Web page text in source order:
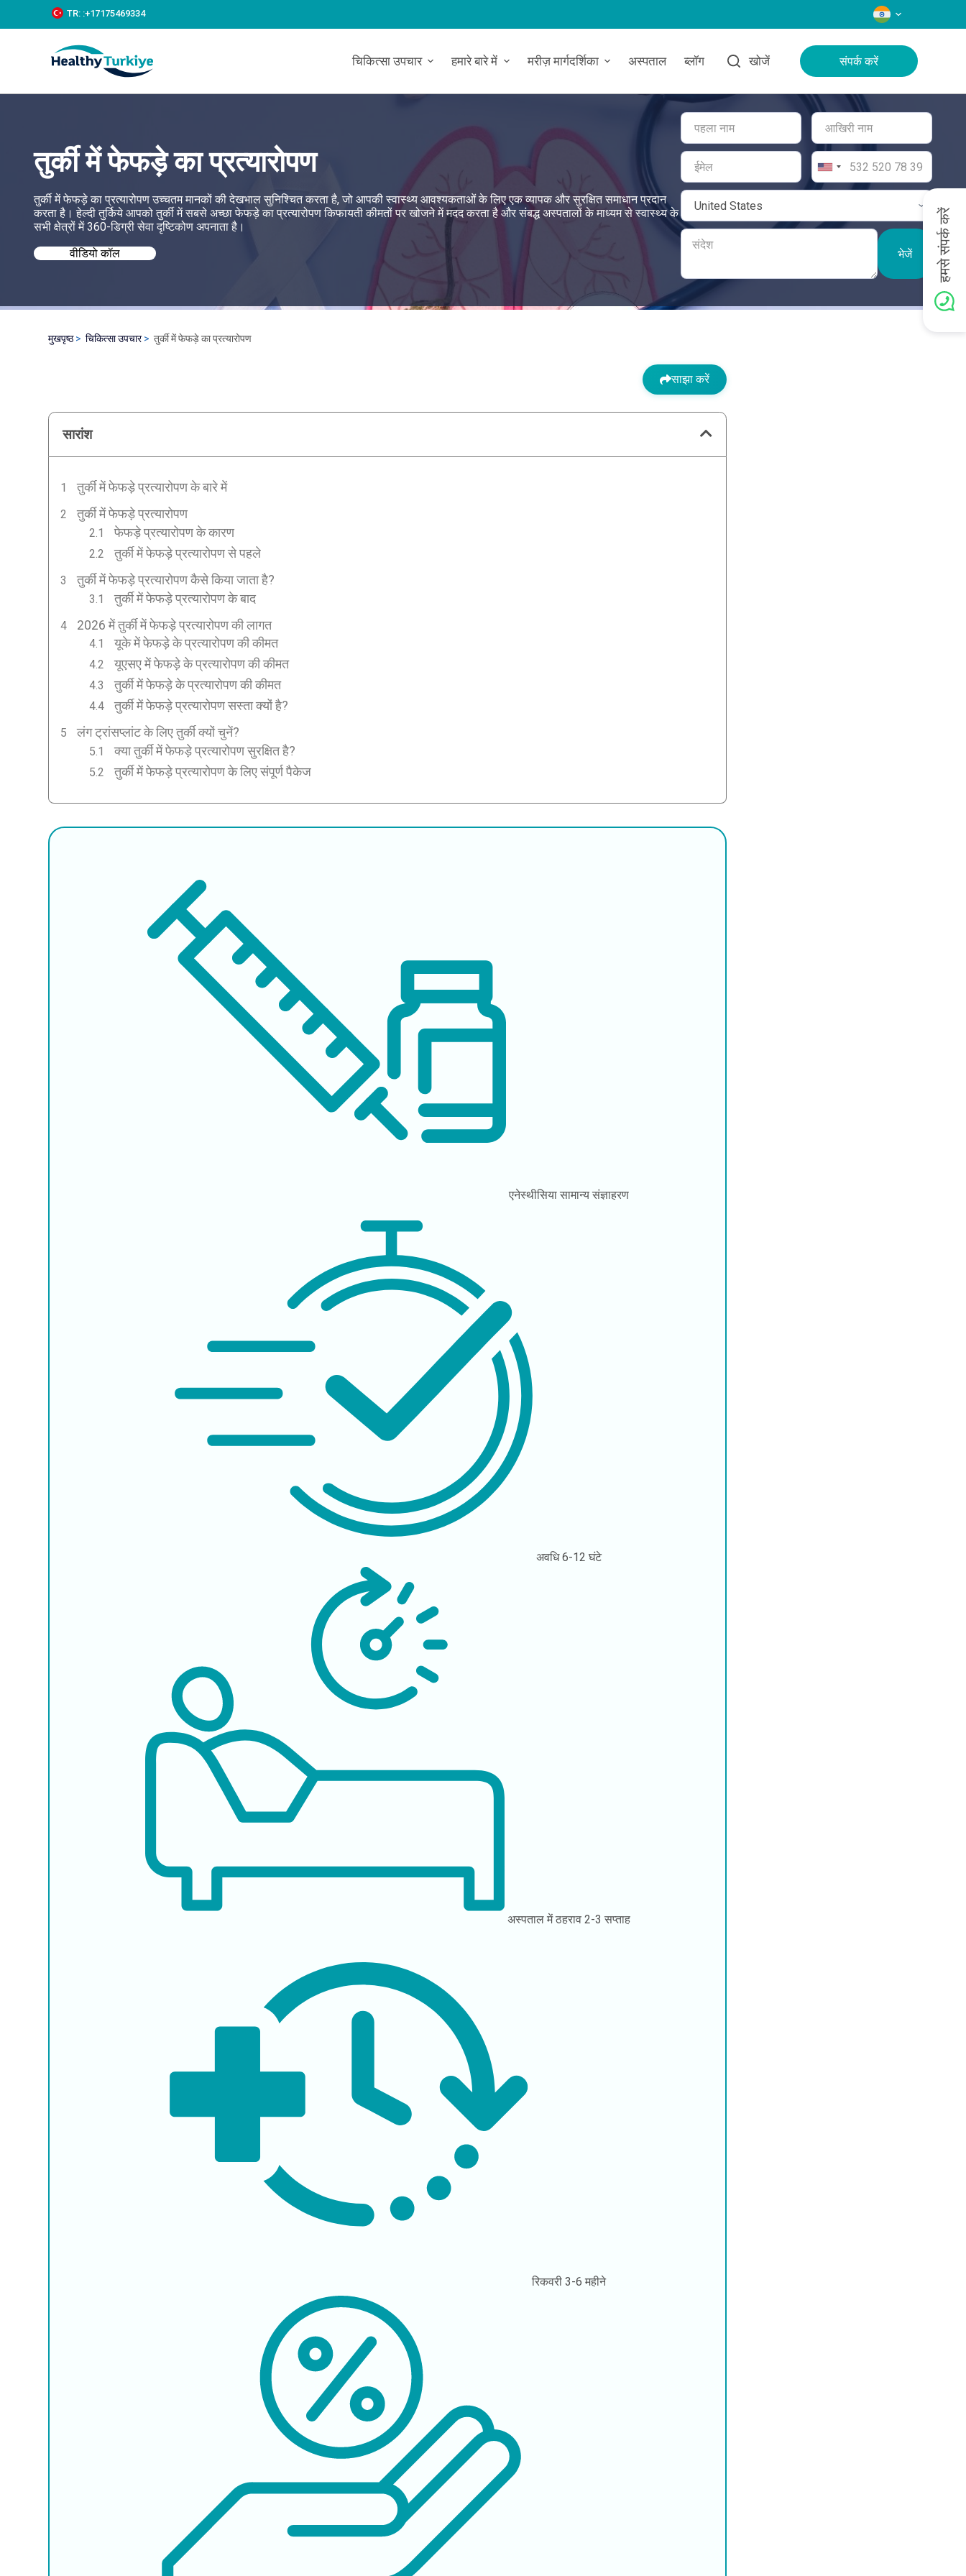
k
c
TR: :+‪17175469334‬ भाषाएँ
चिकित्सा उपचार हमारे बारे में मरीज़ मार्गदर्शिका अस्पताल ब्लॉग खोजें संपर्क करें
तुर्की में फेफड़े का प्रत्यारोपण
तुर्की में फेफड़े का प्रत्यारोपण उच्चतम मानकों की देखभाल सुनिश्चित करता है, जो आपकी स्वास्थ्य आवश्यकताओं के लिए एक व्यापक और सुरक्षित समाधान प्रदान
करता है। हेल्दी तुर्किये आपको तुर्की में सबसे अच्छा फेफड़े का प्रत्यारोपण किफायती कीमतों पर खोजने में मदद करता है और संबद्ध अस्पतालों के माध्यम से स्वास्थ्य के
सभी क्षेत्रों में 360-डिग्री सेवा दृष्टिकोण अपनाता है।
वीडियो कॉल
भेजें
मुखपृष्ठ चिकित्सा उपचार तुर्की में फेफड़े का प्रत्यारोपण
साझा करें
सारांश
तुर्की में फेफड़े प्रत्यारोपण के बारे में
तुर्की में फेफड़े प्रत्यारोपण
फेफड़े प्रत्यारोपण के कारण
तुर्की में फेफड़े प्रत्यारोपण से पहले
तुर्की में फेफड़े प्रत्यारोपण कैसे किया जाता है?
तुर्की में फेफड़े प्रत्यारोपण के बाद
2026 में तुर्की में फेफड़े प्रत्यारोपण की लागत
यूके में फेफड़े के प्रत्यारोपण की कीमत
यूएसए में फेफड़े के प्रत्यारोपण की कीमत
तुर्की में फेफड़े के प्रत्यारोपण की कीमत
तुर्की में फेफड़े प्रत्यारोपण सस्ता क्यों है?
लंग ट्रांसप्लांट के लिए तुर्की क्यों चुनें?
क्या तुर्की में फेफड़े प्रत्यारोपण सुरक्षित है?
तुर्की में फेफड़े प्रत्यारोपण के लिए संपूर्ण पैकेज
एनेस्थीसिया सामान्य संज्ञाहरण
अवधि6-12 घंटे
अस्पताल में ठहराव 2-3 सप्ताह
रिकवरी 3-6 महीने
हमसे संपर्क करें